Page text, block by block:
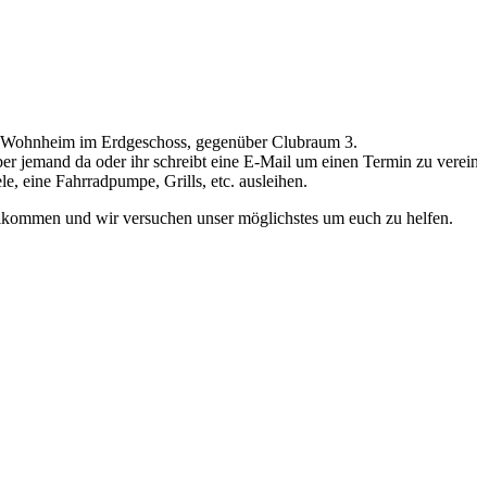
im Erdgeschoss, gegenüber Clubraum 3.
jemand da oder ihr schreibt eine E-Mail um einen Termin zu
eine Fahrradpumpe, Grills, etc. ausleihen.
und wir versuchen unser möglichstes um euch zu helfen.